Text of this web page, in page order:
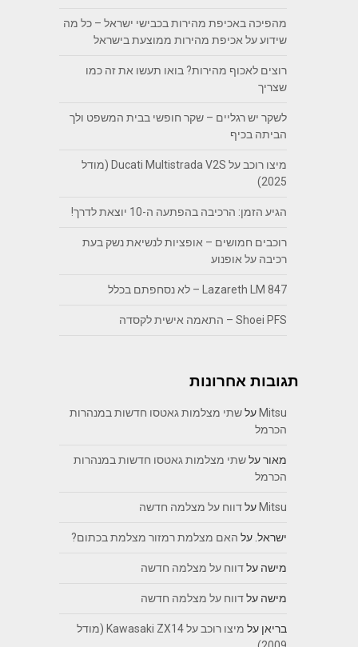
מהפיכה באכיפת מהירות בכבישי ישראל – כל מה
שידוע על אכיפת מהירות ממוצעת בישראל
רוצים לאכוף מהירות? בואו תעשו את זה כמו
שצריך
לשקר יש רגליים – שקר חופשי בבית המשפט ולך
הביתה בכיף
מיצו רוכב על Ducati Multistrada V2S (מודל
2025)
הגיע הזמן: הרכיבה בהפתעה ה-10 יוצאת לדרך!
רוכבים חמושים – אופציות לנשיאת נשק בעת
רכיבה על אופנוע
Lazareth LM 847 – לא נסחפתם בכלל
Shoei PFS – התאמה אישית לקסדה
תגובות אחרונות
Mitsu עלשתי מצלמות גאטסו חדשות במנהרות
הכרמל
מאורעלשתי מצלמות גאטסו חדשות במנהרות
הכרמל
Mitsu עלדווח על מצלמה חדשה
ישראל. על האם מצלמת רמזור מצלמת בכתום?
מישה עלדווח על מצלמה חדשה
מישה עלדווח על מצלמה חדשה
בריאן על
מיצו רוכב על Kawasaki ZX14 (מודל